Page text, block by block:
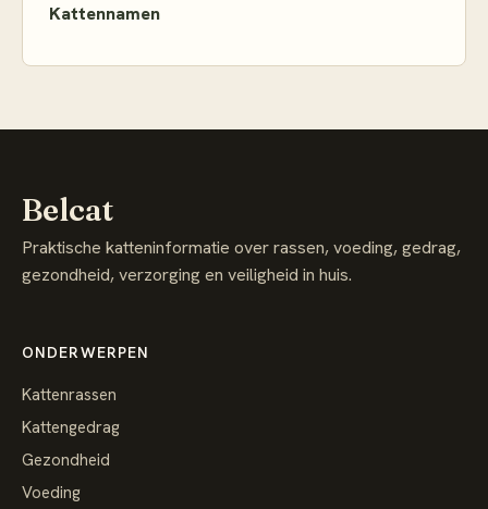
Kattennamen
Belcat
Praktische katteninformatie over rassen, voeding, gedrag,
gezondheid, verzorging en veiligheid in huis.
ONDERWERPEN
Kattenrassen
Kattengedrag
Gezondheid
Voeding